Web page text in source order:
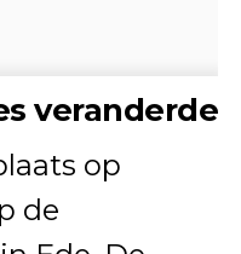
veranderde
op
de